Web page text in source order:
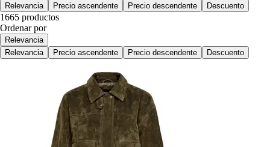
Relevancia
Precio ascendente Precio descendente Descuento
1665 productos
Ordenar por
Relevancia
Relevancia
Precio ascendente Precio descendente Descuento